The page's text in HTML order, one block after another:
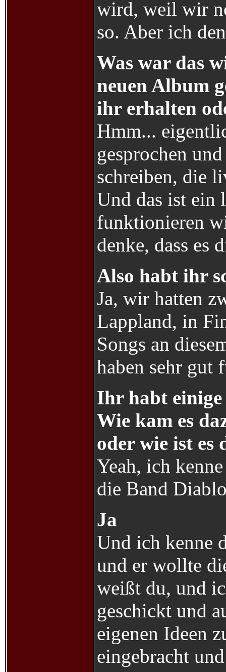
wird, weil wir
so. Aber ich
Was war das
neuen Album
ihr erhalten
Hmm...
gesprochen
schreiben, die
Und das ist ein
funktionieren
denke, dass es
Also habt ihr
Ja, wir hatten
Lappland, in
Songs an
haben sehr gut
Ihr habt
Wie kam es
oder wie ist es
Yeah, ich
die Band
Ja
Und ich kenne
und er wollte
weißt du, und
geschickt und
eigenen Ideen
eingebracht